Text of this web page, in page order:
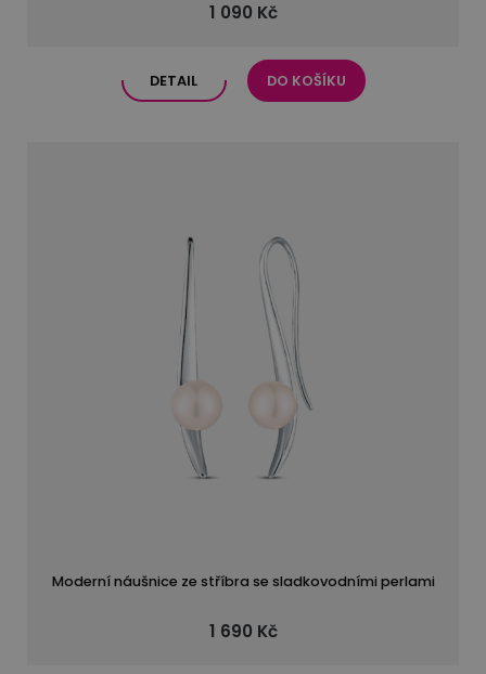
1 090 Kč
DETAIL DO KOŠÍKU
Moderní náušnice ze stříbra se sladkovodními perlami
1 690 Kč